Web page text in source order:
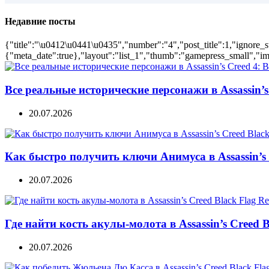
Недавние посты
Все реальные исторические персонажи в
20.07.2026
Как быстро получить ключи Анимуса в
20.07.2026
Где найти кость акулы-молота в Assassin’s Creed
20.07.2026